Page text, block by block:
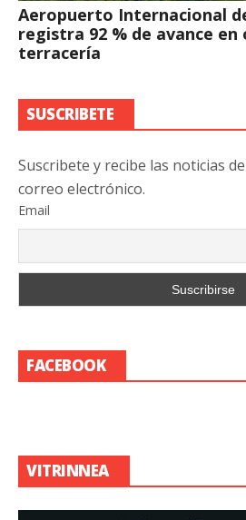
Aeropuerto Internacional
registra 92 % de avance en
terracería
SUSCRIBETE
Suscribete y recibe las noticias
correo electrónico.
Email
FACEBOOK
VITRINNEA